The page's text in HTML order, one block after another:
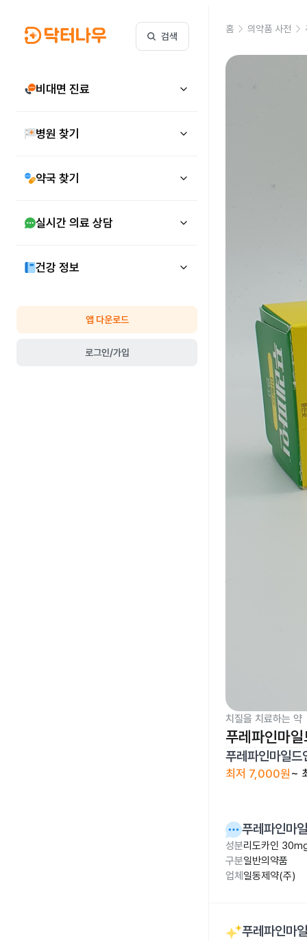
검색
비대면 진료
병원 찾기
약국 찾기
실시간 의료 상담
건강 정보
앱 다운로드
로그인/가입
홈 의약품 사전
치질을 치료하는 약
푸레파인마
푸레파인마일
최저 7,000원 ~
푸레파인마
성분리도카인
구분일반의약품
업체 일동제약(주)
푸레파인마